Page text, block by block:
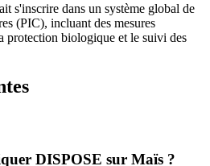
s'inscrire dans un système global de
(PIC), incluant des mesures
protection biologique et le suivi des
DISPOSE sur Maïs ?